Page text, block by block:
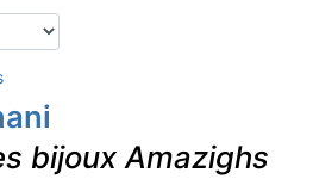
bijoux Amazighs